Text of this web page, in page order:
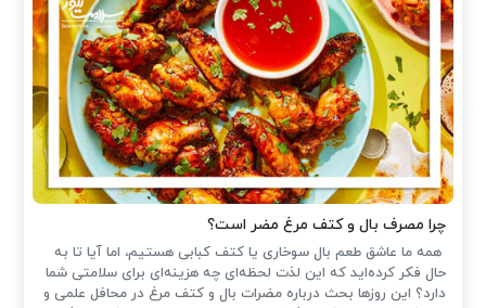
چرا مصرف بال و کتف مرغ مضر است؟
همه ما عاشق طعم بال سوخاری یا کتف کبابی هستیم، اما آیا تا به
حال فکر کرده‌اید که این لذت لحظه‌ای چه هزینه‌ای برای سلامتی شما
دارد؟ این روزها بحث درباره مضرات بال و کتف مرغ در محافل علمی و